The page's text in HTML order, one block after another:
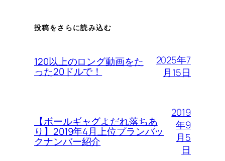
投稿をさらに読み込む
120以上のロング動画をた
った20ドルで！
2025年7
月15日
【ボールギャグよだれ落ちあ
り】2019年4月上位プランバッ
クナンバー紹介
2019
年9
月5
日